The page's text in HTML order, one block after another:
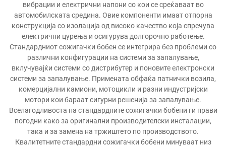
вибрации и електрични напони со кои се среќаваат во
автомобилската средина. Овие компоненти имаат отпорна
конструкција со изолација од високо качество која спречува
електрични цурења и осигурува долгорочно работење.
Стандардниот сожигачки бобен се интегрира без проблеми со
различни конфигурации на системи за запалување,
вклучувајќи системи со дистрибутер и поновите електронски
системи за запалување. Примената обфаќа патнички возила,
комерцијални камиони, мотоцикли и разни индустријски
мотори кои бараат сигурни решенија за запалување.
Вселагодливоста на стандардните сожигачки бобени ги прави
погодни како за оригинални производителски инсталации,
така и за замена на тржиштето по производството.
Квалитетните стандардни сожигачки бобени минуваат низ